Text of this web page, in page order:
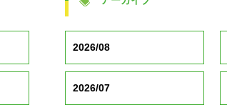
2026/08
2026/07